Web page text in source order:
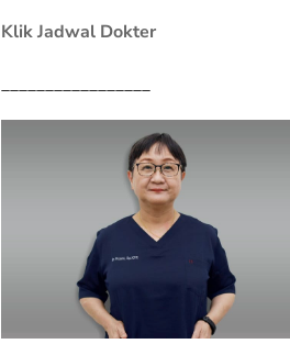
Klik Jadwal Dokter
_________________